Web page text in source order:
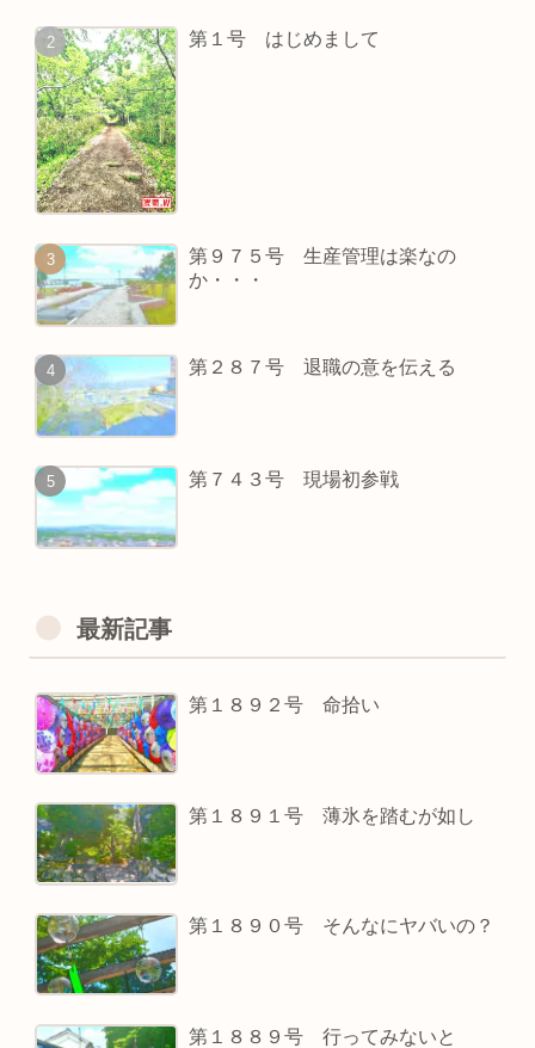
第１号 はじめまして
第９７５号 生産管理は楽なの
か・・・
第２８７号 退職の意を伝える
第７４３号 現場初参戦
最新記事
第１８９２号 命拾い
第１８９１号 薄氷を踏むが如し
第１８９０号 そんなにヤバいの？
第１８８９号 行ってみないと